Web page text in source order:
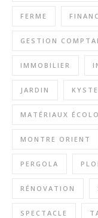
FERME
GESTION
IMMOBILIER
JARDIN
MATÉRIAUX
MONTRE ORIENT
PERGOLA
RÉNOVATION
SPECTACLE